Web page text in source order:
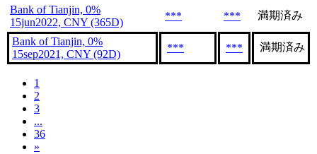
Bank of Tianjin, 0%
15jun2022, CNY (365D)
*** *** 満期済み
Bank of Tianjin, 0%
15sep2021, CNY (92D)
*** *** 満期済み
1
2
3
...
36
»